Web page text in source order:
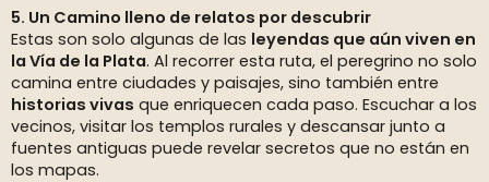
5. Un Camino lleno de relatos por descubrir
Estas son solo algunas de las leyendas que aún viven en
la Vía de la Plata. Al recorrer esta ruta, el peregrino no solo
camina entre ciudades y paisajes, sino también entre
historias vivas que enriquecen cada paso. Escuchar a los
vecinos, visitar los templos rurales y descansar junto a
fuentes antiguas puede revelar secretos que no están en
los mapas.